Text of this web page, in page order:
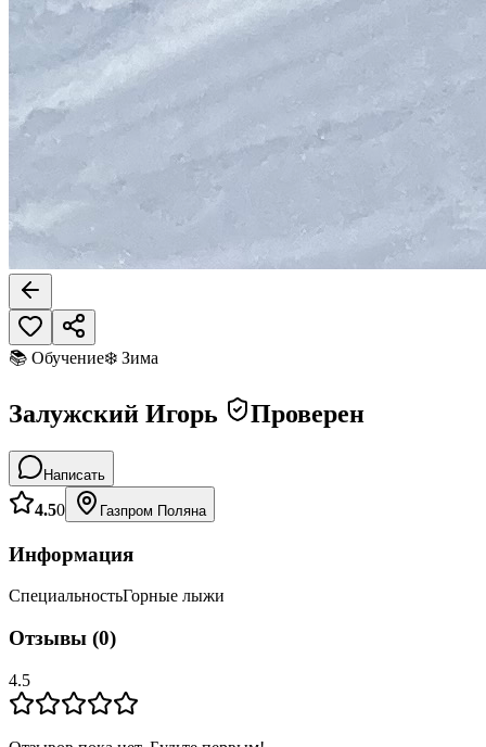
📚 Обучение❄️ Зима
Залужский Игорь Проверен
Написать
4.50 Газпром Поляна
Информация
СпециальностьГорные лыжи
Отзывы (0)
4.5